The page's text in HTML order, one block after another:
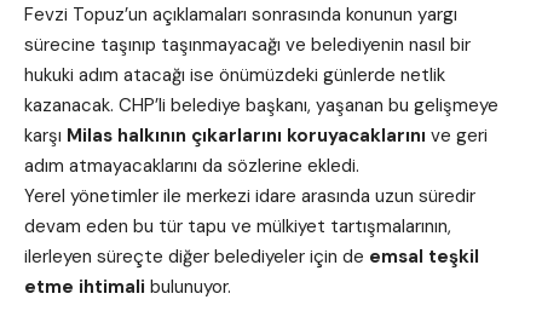
Fevzi Topuz’un açıklamaları sonrasında konunun yargı
sürecine taşınıp taşınmayacağı ve belediyenin nasıl bir
hukuki adım atacağı ise önümüzdeki günlerde netlik
kazanacak. CHP’li belediye başkanı, yaşanan bu gelişmeye
karşı Milas halkının çıkarlarını koruyacaklarını ve geri
adım atmayacaklarını da sözlerine ekledi.
Yerel yönetimler ile merkezi idare arasında uzun süredir
devam eden bu tür tapu ve mülkiyet tartışmalarının,
ilerleyen süreçte diğer belediyeler için de emsal teşkil
etme ihtimali bulunuyor.